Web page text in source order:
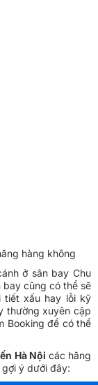
hàng không
ở sân bay Chu
bay cũng có thể sẽ
tiết xấu hay lỗi kỹ
thường xuyên cập
Booking để có thể
Hà Nội các hãng
ý dưới đây: